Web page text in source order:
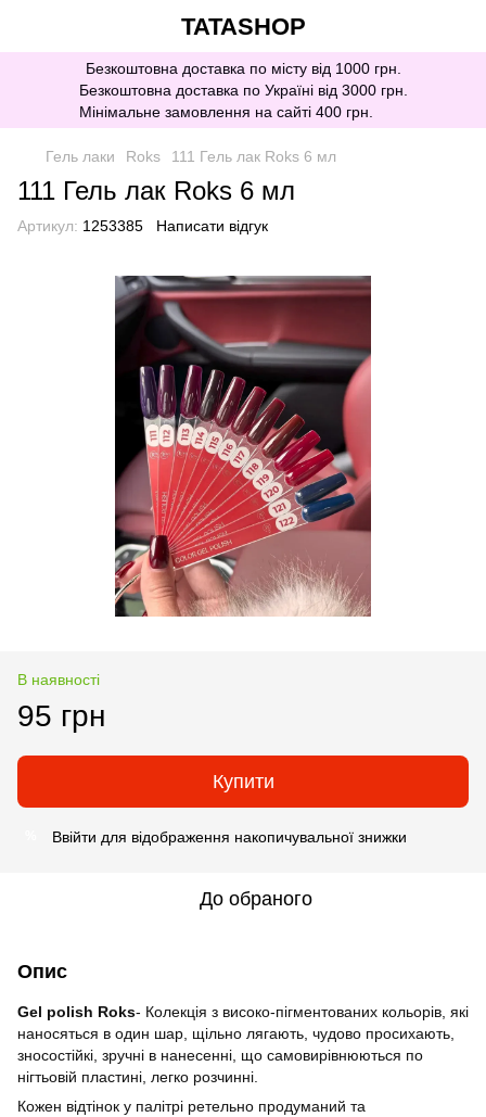
TATASHOP
Безкоштовна доставка по місту від 1000 грн.
Безкоштовна доставка по Україні від 3000 грн.
Мінімальне замовлення на сайті 400 грн.
Гель лаки Roks 111 Гель лак Roks 6 мл
111 Гель лак Roks 6 мл
Артикул: 1253385 Написати відгук
В наявності
95 грн
Купити
Ввійти для відображення накопичувальної знижки
До обраного
Опис
Gel polish Roks- Колекція з високо-пігментованих кольорів, які
наносяться в один шар, щільно лягають, чудово просихають,
зносостійкі, зручні в нанесенні, що самовирівнюються по
нігтьовій пластині, легко розчинні.
Кожен відтінок у палітрі ретельно продуманий та